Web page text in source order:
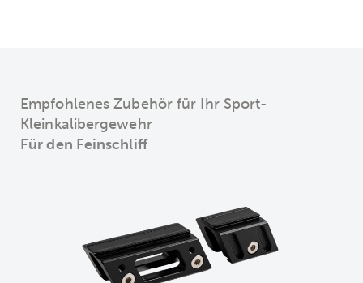
Empfohlenes Zubehör für Ihr Sport-
Kleinkalibergewehr
Für den Feinschliff